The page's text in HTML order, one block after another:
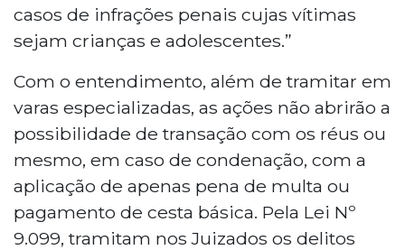
casos de infrações penais cujas vítimas
sejam crianças e adolescentes.”
Com o entendimento, além de tramitar em
varas especializadas, as ações não abrirão a
possibilidade de transação com os réus ou
mesmo, em caso de condenação, com a
aplicação de apenas pena de multa ou
pagamento de cesta básica. Pela Lei Nº
9.099, tramitam nos Juizados os delitos